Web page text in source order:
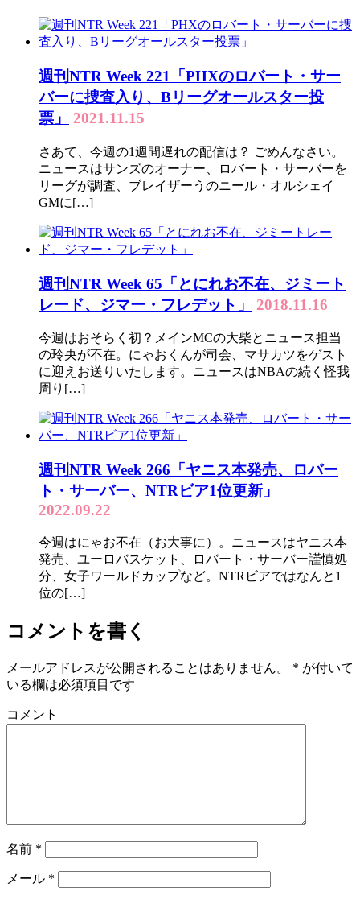
週刊NTR Week 221「PHXのロバート・サー
バーに捜査入り、Bリーグオールスター投
票」
2021.11.15
さあて、今週の1週間遅れの配信は？ ごめんなさい。
ニュースはサンズのオーナー、ロバート・サーバーを
リーグが調査、ブレイザーうのニール・オルシェイ
GMに[…]
週刊NTR Week 65「とにれお不在、ジミート
レード、ジマー・フレデット」
2018.11.16
今週はおそらく初？メインMCの大柴とニュース担当
の玲央が不在。にゃおくんが司会、マサカツをゲスト
に迎えお送りいたします。ニュースはNBAの続く怪我
周り[…]
週刊NTR Week 266「ヤニス本発売、ロバー
ト・サーバー、NTRビア1位更新」
2022.09.22
今週はにゃお不在（お大事に）。ニュースはヤニス本
発売、ユーロバスケット、ロバート・サーバー謹慎処
分、女子ワールドカップなど。NTRビアではなんと1
位の[…]
コメントを書く
メールアドレスが公開されることはありません。 * が付いて
いる欄は必須項目です
コメント
名前 *
メール *